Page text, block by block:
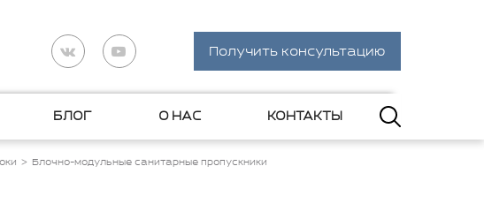
Получить консультацию
БЛОГ О НАС КОНТАКТЫ
Блочно-модульные санитарные пропускники